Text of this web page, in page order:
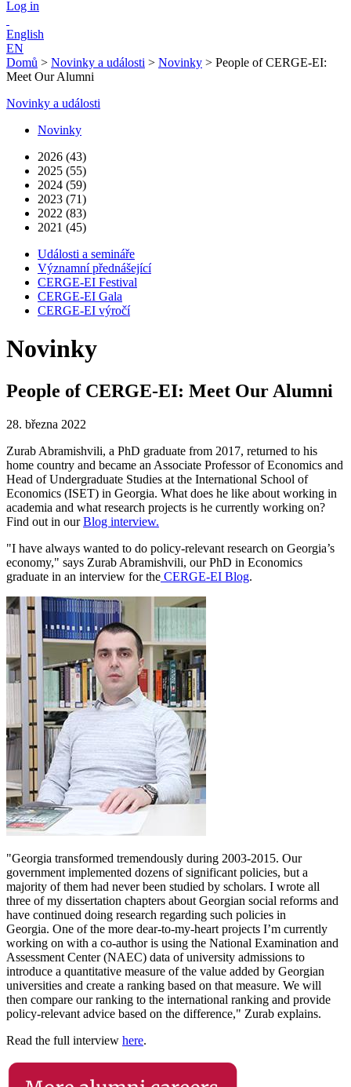
Log in
English
EN
Domů > Novinky a události > Novinky > People of CERGE-EI:
Meet Our Alumni
Novinky a události
Novinky
2026 (43)
2025 (55)
2024 (59)
2023 (71)
2022 (83)
2021 (45)
Události a semináře
Významní přednášející
CERGE-EI Festival
CERGE-EI Gala
CERGE-EI výročí
Novinky
People of CERGE-EI: Meet Our Alumni
28. března 2022
Zurab Abramishvili, a PhD graduate from 2017, returned to his
home country and became an Associate Professor of Economics and
Head of Undergraduate Studies at the International School of
Economics (ISET) in Georgia. What does he like about working in
academia and what research projects is he currently working on?
Find out in ourBlog interview.
"I have always wanted to do policy-relevant research on Georgia’s
economy," says Zurab Abramishvili, our PhD in Economics
graduate in an interview for the CERGE-EI Blog.
"Georgia transformed tremendously during 2003-2015. Our
government implemented dozens of significant policies, but a
majority of them had never been studied by scholars. I wrote all
three of my dissertation chapters about Georgian social reforms and
have continued doing research regarding such policies in
Georgia. One of the more dear-to-my-heart projects I’m currently
working on with a co-author is using the National Examination and
Assessment Center (NAEC) data of university admissions to
introduce a quantitative measure of the value added by Georgian
universities and create a ranking based on that measure. We will
then compare our ranking to the international ranking and provide
policy-relevant advice based on the difference," Zurab explains.
Read the full interview here.